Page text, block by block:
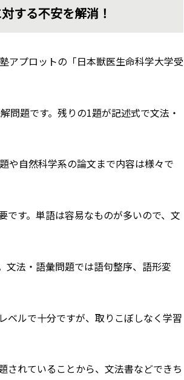
する不安を解消！
アプロットの「日本獣医生命科学大学受
問題です。残りの1題が記述式で文法・
や自然科学系の論文まで内容は様々で
です。単語は容易なものが多いので、文
文法・語彙問題では語句整序、語形変
ベルで十分ですが、取りこぼしなく学習
されていることから、文法書などできち